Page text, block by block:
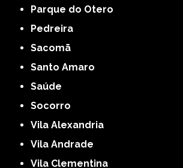
Parque do Otero
Pedreira
Sacomã
Santo Amaro
Saúde
Socorro
Vila Alexandria
Vila Andrade
Vila Clementina